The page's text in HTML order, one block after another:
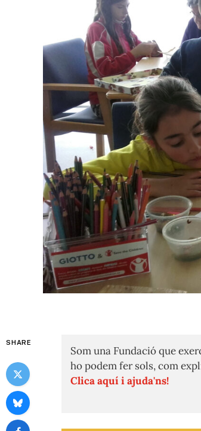
SHARE
Som una Fundació que
ho podem fer sols, com
Clica aquí i ajuda'ns!